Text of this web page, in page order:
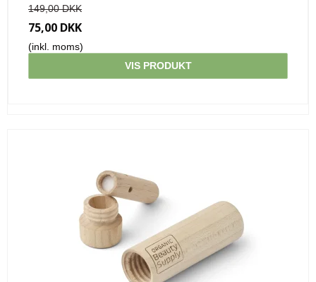
149,00 DKK
75,00 DKK
(inkl. moms)
VIS PRODUKT